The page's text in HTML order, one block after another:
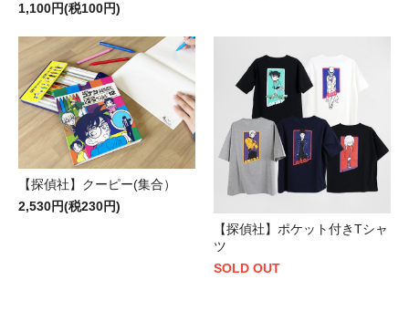
1,100円(税100円)
【探偵社】クーピー(集合）
2,530円(税230円)
【探偵社】ポケット付きTシャ
ツ
SOLD OUT